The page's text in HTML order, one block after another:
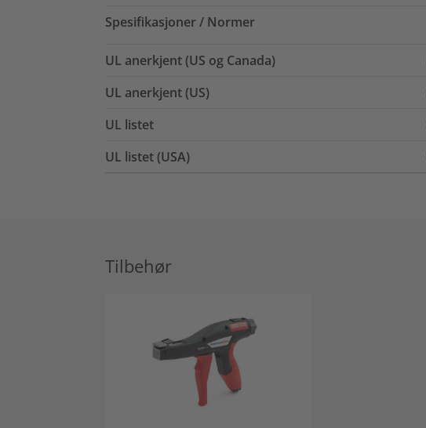
Spesifikasjoner / Normer
UL anerkjent (US og Canada)
UL anerkjent (US)
UL listet
UL listet (USA)
Tilbehør